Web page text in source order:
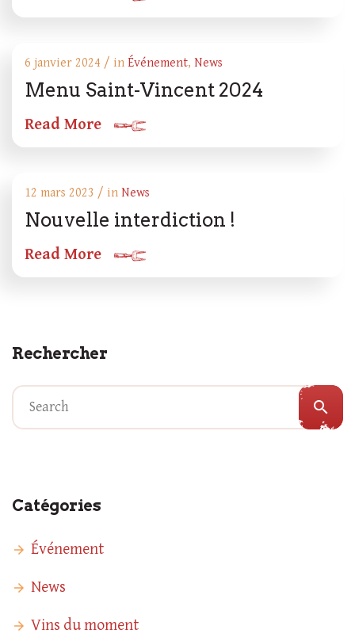
6 janvier 2024 / in Événement, News
Menu Saint-Vincent 2024
Read More
12 mars 2023 / in News
Nouvelle interdiction !
Read More
Rechercher
search
Catégories
Événement
News
Vins du moment